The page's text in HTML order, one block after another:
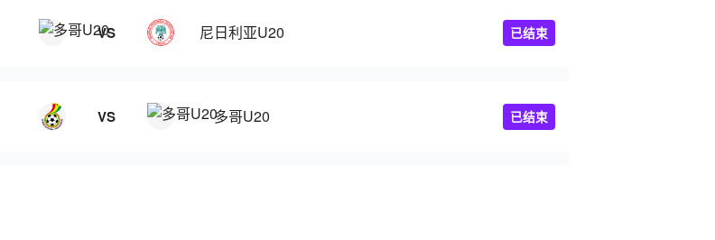
VS 尼日利亚U20 已结束
VS 多哥U20 已结束